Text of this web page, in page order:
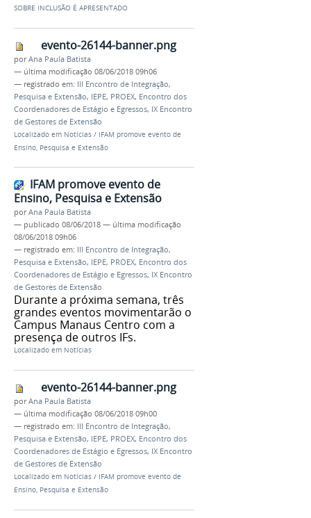
SOBRE INCLUSÃO É APRESENTADO
evento-26144-banner.png
porAna Paula Batista
— última modificação 08/06/2018 09h06
— registrado em: III Encontro de Integração,
Pesquisa e Extensão, IEPE, PROEX, Encontro dos
Coordenadores de Estágio e Egressos, IX Encontro
de Gestores de Extensão
Localizado em Notícias / IFAM promove evento de
Ensino, Pesquisa e Extensão
IFAM promove evento de
Ensino, Pesquisa e Extensão
porAna Paula Batista
— publicado 08/06/2018 — última modificação
08/06/2018 09h06
— registrado em: III Encontro de Integração,
Pesquisa e Extensão, IEPE, PROEX, Encontro dos
Coordenadores de Estágio e Egressos, IX Encontro
de Gestores de Extensão
Durante a próxima semana, três
grandes eventos movimentarão o
Campus Manaus Centro com a
presença de outros IFs.
Localizado em Notícias
evento-26144-banner.png
porAna Paula Batista
— última modificação 08/06/2018 09h00
— registrado em: III Encontro de Integração,
Pesquisa e Extensão, IEPE, PROEX, Encontro dos
Coordenadores de Estágio e Egressos, IX Encontro
de Gestores de Extensão
Localizado em Notícias / IFAM promove evento de
Ensino, Pesquisa e Extensão